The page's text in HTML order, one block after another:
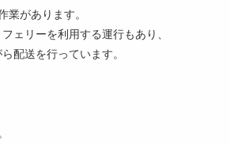
があります。
ェリーを利用する運行もあり、
配送を行っています。